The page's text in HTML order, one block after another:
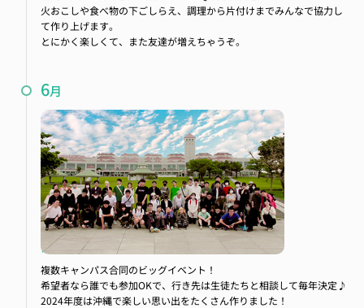
火おこしや食べ物の下ごしらえ、調理から片付けまでみんなで協力し
て作り上げます。
とにかく楽しくて、また友達が増えちゃうぞ。
6月
研修旅行
複数キャンパス合同のビッグイベント！
希望者なら誰でも参加OKで、行き先は生徒たちと相談して毎年決定♪
2024年度は沖縄で楽しい思い出をたくさん作りました！